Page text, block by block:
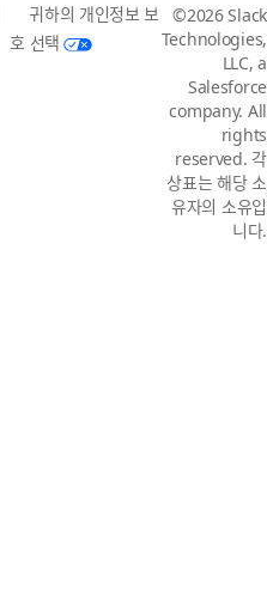
귀하의 개인정보 보
호 선택
©2026 Slack
Technologies,
LLC, a
Salesforce
company. All
rights
reserved. 각
상표는 해당 소
유자의 소유입
니다.